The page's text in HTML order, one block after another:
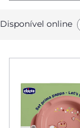
Disponível online